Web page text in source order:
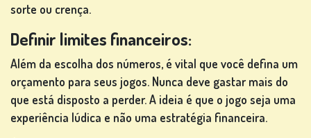
sorte ou crença.
Definir limites financeiros:
Além da escolha dos números, é vital que você defina um
orçamento para seus jogos. Nunca deve gastar mais do
que está disposto a perder. A ideia é que o jogo seja uma
experiência lúdica e não uma estratégia financeira.